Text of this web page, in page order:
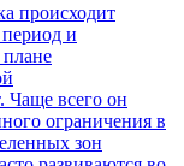
происходит
и
Чаще всего он
ограничения в
зон